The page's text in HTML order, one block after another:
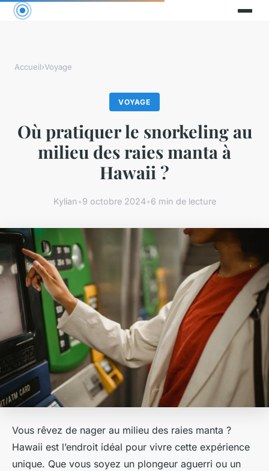
Accueil›Voyage
VOYAGE
Où pratiquer le snorkeling au
milieu des raies manta à
Hawaii ?
Kylian•9 octobre 2024•6 min de lecture
Vous rêvez de nager au milieu des raies manta ?
Hawaii est l’endroit idéal pour vivre cette expérience
unique. Que vous soyez un plongeur aguerri ou un